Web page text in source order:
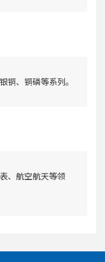
铜、铜磷等系列。
、航空航天等领